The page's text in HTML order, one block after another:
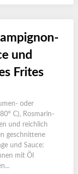
und
Frites
oder
C), Rosmarin-
und reichlich
geschnittene
und Sauce:
mit Öl